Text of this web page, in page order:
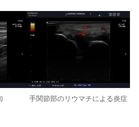
手関節部のリウマチによる炎症